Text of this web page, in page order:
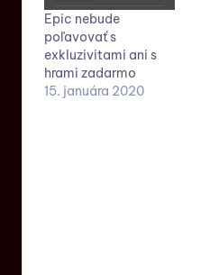
Epic nebude
poľavovať s
exkluzivitami ani s
hrami zadarmo
15. januára 2020